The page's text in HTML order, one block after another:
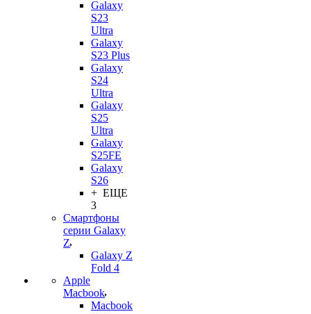
Galaxy
S23
Ultra
Galaxy
S23 Plus
Galaxy
S24
Ultra
Galaxy
S25
Ultra
Galaxy
S25FE
Galaxy
S26
+ ЕЩЕ
3
Смартфоны
серии Galaxy
Z
Galaxy Z
Fold 4
Apple
Macbook
Macbook